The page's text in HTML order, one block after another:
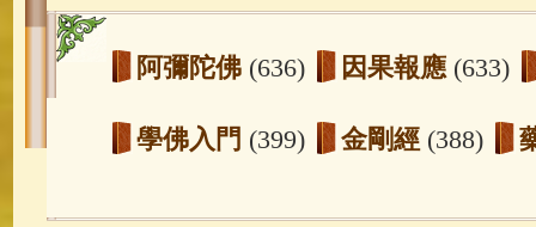
阿彌陀佛 (636) 因果報應 (633)
學佛入門 (399) 金剛經 (388)
玉曆寶鈔(236) 地藏經(225)